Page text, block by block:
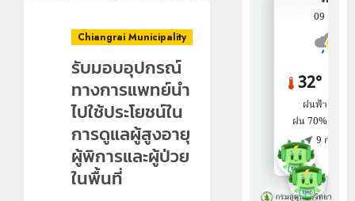
Chiangrai Municipality
รับมอบอุปกรณ์
ทางการแพทย์นำ
ไปใช้ประโยชน์ใน
การดูแลผู้สูงอายุ
ผู้พิการและผู้ป่วย
ในพื้นที่